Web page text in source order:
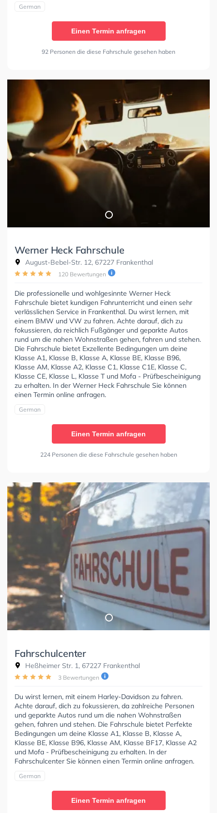
German
Einen Termin anfragen
92 Personen die diese Fahrschule gesehen haben
Werner Heck Fahrschule
August-Bebel-Str. 12, 67227 Frankenthal
120 Bewertungen
Die professionelle und wohlgesinnte Werner Heck
Fahrschule bietet kundigen Fahrunterricht und einen sehr
verlässlichen Service in Frankenthal. Du wirst lernen, mit
einem BMW und VW zu fahren. Achte darauf, dich zu
fokussieren, da reichlich Fußgänger und geparkte Autos
rund um die nahen Wohnstraßen gehen, fahren und stehen.
Die Fahrschule bietet Exzellente Bedingungen um deine
Klasse A1, Klasse B, Klasse A, Klasse BE, Klasse B96,
Klasse AM, Klasse A2, Klasse C1, Klasse C1E, Klasse C,
Klasse CE, Klasse L, Klasse T und Mofa - Prüfbescheinigung
zu erhalten. In der Werner Heck Fahrschule Sie können
einen Termin online anfragen.
German
Einen Termin anfragen
224 Personen die diese Fahrschule gesehen haben
Fahrschulcenter
Heßheimer Str. 1, 67227 Frankenthal
3 Bewertungen
Du wirst lernen, mit einem Harley-Davidson zu fahren.
Achte darauf, dich zu fokussieren, da zahlreiche Personen
und geparkte Autos rund um die nahen Wohnstraßen
gehen, fahren und stehen. Die Fahrschule bietet Perfekte
Bedingungen um deine Klasse A1, Klasse B, Klasse A,
Klasse BE, Klasse B96, Klasse AM, Klasse BF17, Klasse A2
und Mofa - Prüfbescheinigung zu erhalten. In der
Fahrschulcenter Sie können einen Termin online anfragen.
German
Einen Termin anfragen